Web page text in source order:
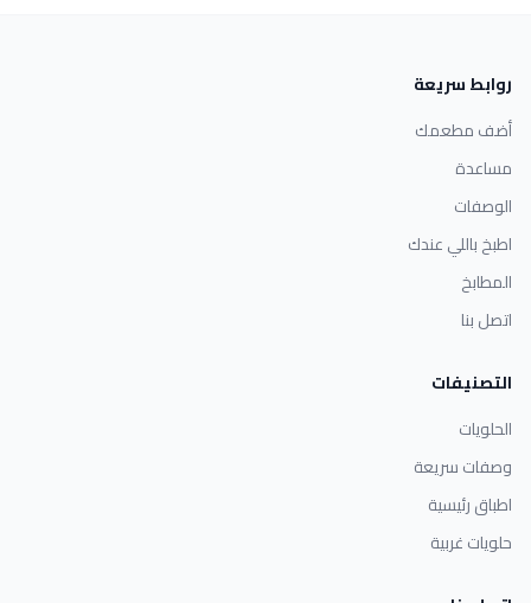
روابط سريعة
أضف مطعمك
مساعدة
الوصفات
اطبخ باللي عندك
المطابخ
اتصل بنا
التصنيفات
الحلويات
وصفات سريعة
اطباق رئيسية
حلويات غربية